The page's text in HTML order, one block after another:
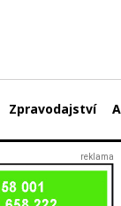
Zpravodajství